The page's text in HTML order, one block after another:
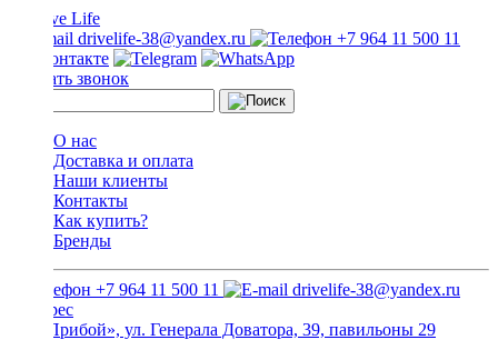
drivelife-38@yandex.ru +7 964 11 500 11
Заказать звонок
О нас
Доставка и оплата
Наши клиенты
Контакты
Как купить?
Бренды
+7 964 11 500 11 drivelife-38@yandex.ru
ТЦ «Прибой», ул. Генерала Доватора, 39, павильоны 29